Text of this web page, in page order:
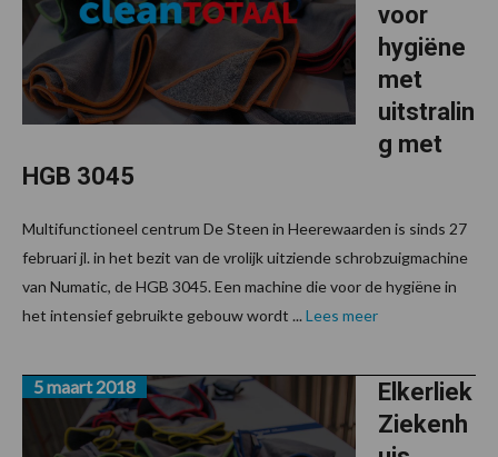
voor
hygiëne
met
uitstralin
g met
HGB 3045
Multifunctioneel centrum De Steen in Heerewaarden is sinds 27
februari jl. in het bezit van de vrolijk uitziende schrobzuigmachine
van Numatic, de HGB 3045. Een machine die voor de hygiëne in
het intensief gebruikte gebouw wordt ...Lees meer
Elkerliek
Ziekenh
5 maart 2018